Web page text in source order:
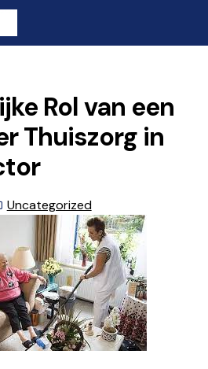
Voorwaarden
Rol van een
Thuiszorg in
Categorie:
Uncategorized